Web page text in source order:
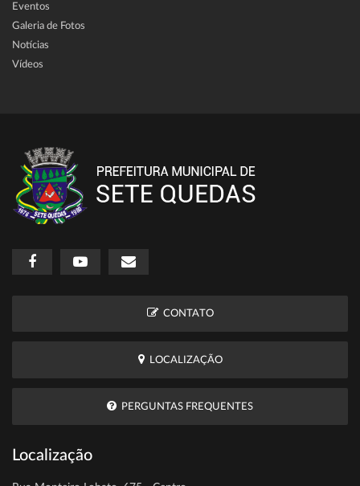
Eventos
Galeria de Fotos
Notícias
Vídeos
CONTATO
LOCALIZAÇÃO
PERGUNTAS FREQUENTES
Localização